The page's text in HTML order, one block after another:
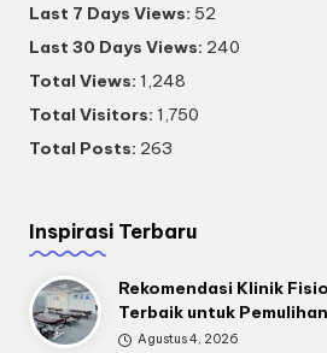
Last 7 Days Views: 52
Last 30 Days Views: 240
Total Views: 1,248
Total Visitors: 1,750
Total Posts: 263
Inspirasi Terbaru
Rekomendasi Klinik
Terbaik untuk
Agustus 4, 2026